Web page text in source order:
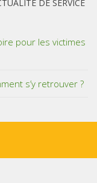
DE SERVICE
pour les victimes
s’y retrouver ?